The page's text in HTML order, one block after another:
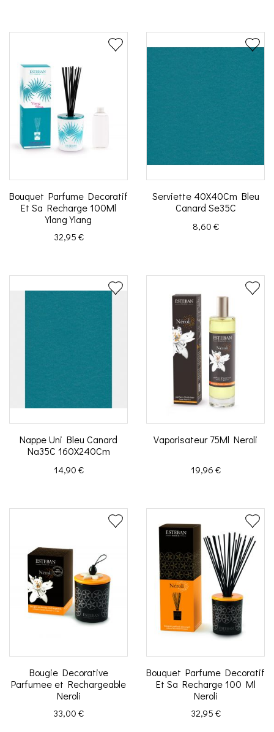
Bouquet Parfume Decoratif
Et Sa Recharge 100Ml
Ylang Ylang
Prix
32,95 €
Serviette 40X40Cm Bleu
Canard Se35C
Prix
8,60 €
Nappe Uni Bleu Canard
Na35C 160X240Cm
Prix
14,90 €
Vaporisateur 75Ml Neroli
Prix
19,96 €
Bougie Decorative
Parfumee et Rechargeable
Neroli
Prix
33,00 €
Bouquet Parfume Decoratif
Et Sa Recharge 100 Ml
Neroli
Prix
32,95 €